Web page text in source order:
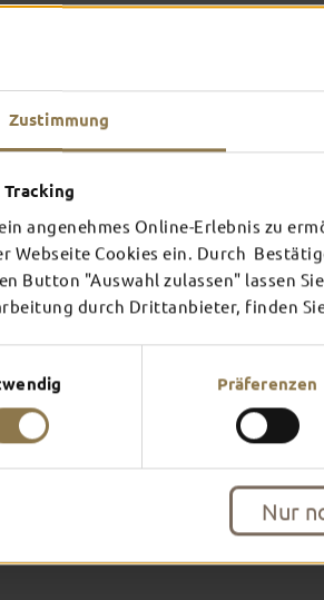
Zustimmung
angenehmes Online-Erlebnis zu
Webseite Cookies ein. Durch
Button "Auswahl zulassen" lassen
durch Drittanbieter, finden
Präferenzen
Nur